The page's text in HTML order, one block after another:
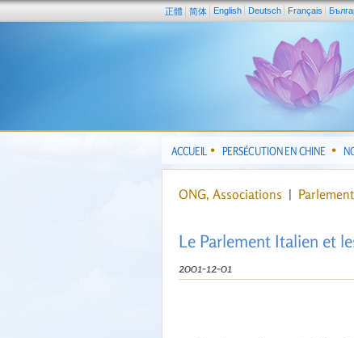
正體 简体 English Deutsch Français
ACCUEIL PERSÉCUTION EN CHINE
ONG, Associations |
Le Parlement Italien et
2001-12-01